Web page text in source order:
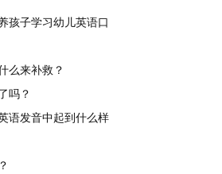
孩子学习幼儿英语口
么来补救？
吗？
语发音中起到什么样